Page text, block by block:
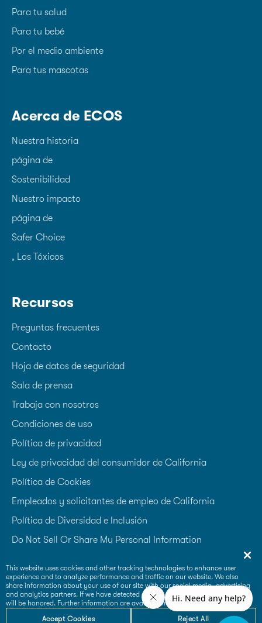
Para tu salud
Para tu bebé
Por el medio ambiente
Para tus mascotas
Acerca de ECOS
Nuestra historia
página de
Sostenibilidad
Nuestro impacto
página de
Safer Choice
, Los Tóxicos
Recursos
Preguntas frecuentes
Contacto
Hoja de datos de seguridad
Sala de prensa
Trabaja con nosotros
Condiciones de uso
Política de privacidad
Ley de privacidad del consumidor de California
Política de Cookies
Empleados y solicitantes de empleo de California
Política de Diversidad e Inclusión
Do Not Sell Or Share My Personal Information
Supplier Code of Conduct
This website uses cookies and other tracking technologies to enhance user
experience and to analyze performance and traffic on our website. We also
share information about your use of our site with our social media, advertising
and analytics partners. If we have detected an opt-out preference signal then it
will be honored. Further information are available in our Cookie Policy
Accept Cookies
Reject All